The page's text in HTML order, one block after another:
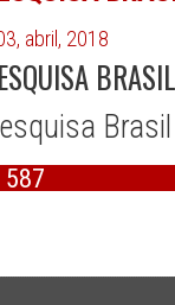
abril, 2018
587